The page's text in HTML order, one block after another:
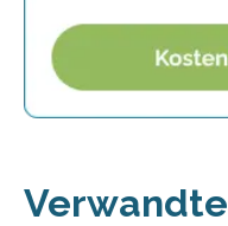
Verwandte